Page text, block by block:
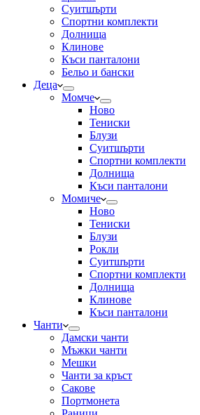
Суитшърти
Спортни комплекти
Долнища
Клинове
Къси панталони
Бельо и бански
Деца
Момче
Ново
Тениски
Блузи
Суитшърти
Спортни комплекти
Долнища
Къси панталони
Момиче
Ново
Тениски
Блузи
Рокли
Суитшърти
Спортни комплекти
Долнища
Клинове
Къси панталони
Чанти
Дамски чанти
Мъжки чанти
Мешки
Чанти за кръст
Сакове
Портмонета